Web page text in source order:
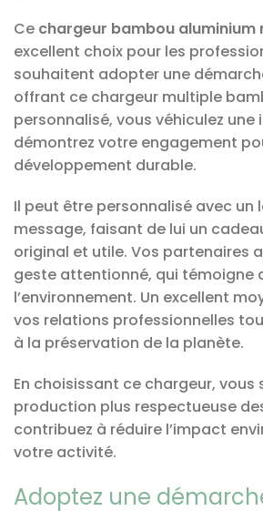
Ce chargeur bambou aluminium
excellent choix pour les
souhaitent adopter une
offrant ce chargeur multiple
personnalisé, vous véhiculez
démontrez votre engagement
développement durable.
Il peut être personnalisé avec un
message, faisant de lui un
original et utile. Vos partenaires
geste attentionné, qui témoigne
l’environnement. Un excellent
vos relations professionnelles
à la préservation de la planète.
En choisissant ce chargeur, vous
production plus respectueuse
contribuez à réduire l’impact
votre activité.
Adoptez une